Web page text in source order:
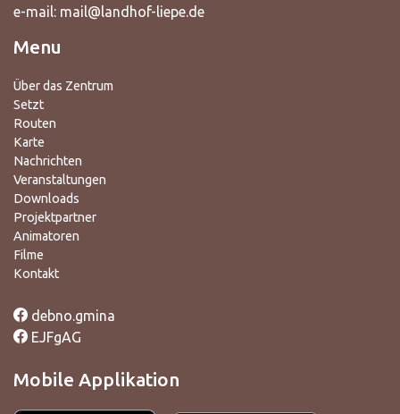
e-mail: mail@landhof-liepe.de
Menu
Über das Zentrum
Setzt
Routen
Karte
Nachrichten
Veranstaltungen
Downloads
Projektpartner
Animatoren
Filme
Kontakt
debno.gmina
EJFgAG
Mobile Applikation